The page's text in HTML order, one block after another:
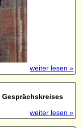
weiter lesen »
weiter lesen »